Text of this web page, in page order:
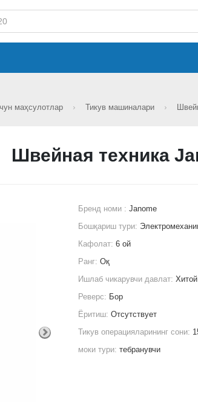
маҳсулотлар Тикув машиналари
Швейная техника
Бренд номи :Janome
Бошқариш тури:
Кафолат:6 ой
Ранг:Оқ
Ишлаб чикарувчи давлат:Хитой
Реверс: Бор
Ёритиш:Отсутствует
Тикув операцияларининг сони:
моки тури:тебранувчи